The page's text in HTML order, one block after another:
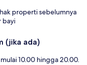
properti sebelumnya
bayi
(jika ada)
10.00 hingga 20.00.